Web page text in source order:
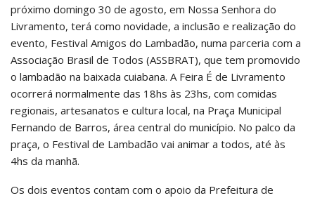
próximo domingo 30 de agosto, em Nossa Senhora do
Livramento, terá como novidade, a inclusão e realização do
evento, Festival Amigos do Lambadão, numa parceria com a
Associação Brasil de Todos (ASSBRAT), que tem promovido
o lambadão na baixada cuiabana. A Feira É de Livramento
ocorrerá normalmente das 18hs às 23hs, com comidas
regionais, artesanatos e cultura local, na Praça Municipal
Fernando de Barros, área central do município. No palco da
praça, o Festival de Lambadão vai animar a todos, até às
4hs da manhã.
Os dois eventos contam com o apoio da Prefeitura de